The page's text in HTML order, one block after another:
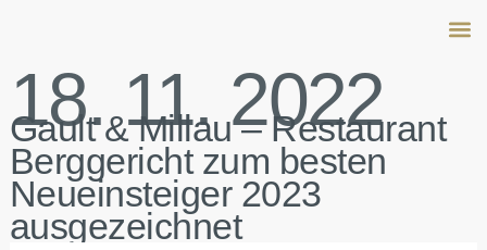
18. 11. 2022
Gault & Millau – Restaurant
Berggericht zum besten
Neueinsteiger 2023
ausgezeichnet